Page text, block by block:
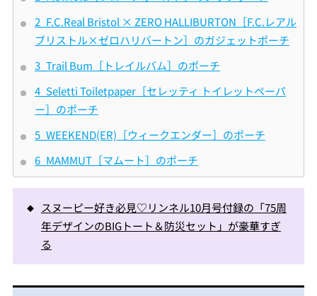
2_F.C.Real Bristol × ZERO HALLIBURTON［F.C.レアル
ブリストル×ゼロハリバートン］のガジェットポーチ
3_Trail Bum［トレイルバム］のポーチ
4_Seletti Toiletpaper［セレッティ トイレットペーパ
ー］のポーチ
5_WEEKEND(ER)［ウィークエンダー］のポーチ
6_MAMMUT［マムート］のポーチ
スヌーピー好き必見♡リンネル10月号付録の「75周
年デザインのBIGトート＆防災セット」が豪華すぎ
る